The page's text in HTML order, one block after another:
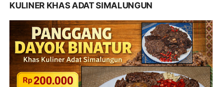
KULINER KHAS ADAT SIMALUNGUN